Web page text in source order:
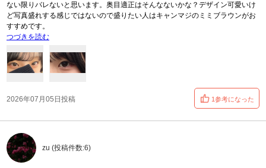
ない限りバレないと思います。奥目適正はそんなないかな？デザイン可愛いけ
ど写真盛れする感じではないので盛りたい人はキャンマジのミミブラウンがお
すすめです。
つづきを読む
2026年07月05日投稿 1参考になった
zu (投稿件数:6)